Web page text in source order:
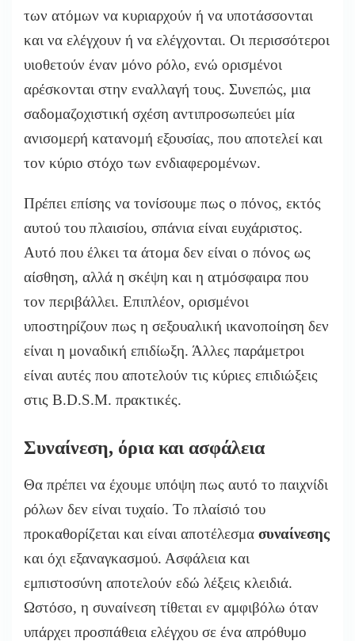
των ατόμων να κυριαρχούν ή να υποτάσσονται
και να ελέγχουν ή να ελέγχονται. Οι περισσότεροι
υιοθετούν έναν μόνο ρόλο, ενώ ορισμένοι
αρέσκονται στην εναλλαγή τους. Συνεπώς, μια
σαδομαζοχιστική σχέση αντιπροσωπεύει μία
ανισομερή κατανομή εξουσίας, που αποτελεί και
τον κύριο στόχο των ενδιαφερομένων.
Πρέπει επίσης να τονίσουμε πως ο πόνος, εκτός
αυτού του πλαισίου, σπάνια είναι ευχάριστος.
Αυτό που έλκει τα άτομα δεν είναι ο πόνος ως
αίσθηση, αλλά η σκέψη και η ατμόσφαιρα που
τον περιβάλλει. Επιπλέον, ορισμένοι
υποστηρίζουν πως η σεξουαλική ικανοποίηση δεν
είναι η μοναδική επιδίωξη. Άλλες παράμετροι
είναι αυτές που αποτελούν τις κύριες επιδιώξεις
στις B.D.S.M. πρακτικές.
Συναίνεση, όρια και ασφάλεια
Θα πρέπει να έχουμε υπόψη πως αυτό το παιχνίδι
ρόλων δεν είναι τυχαίο. Το πλαίσιό του
προκαθορίζεται και είναι αποτέλεσμα συναίνεσης
και όχι εξαναγκασμού. Ασφάλεια και
εμπιστοσύνη αποτελούν εδώ λέξεις κλειδιά.
Ωστόσο, η συναίνεση τίθεται εν αμφιβόλω όταν
υπάρχει προσπάθεια ελέγχου σε ένα απρόθυμο